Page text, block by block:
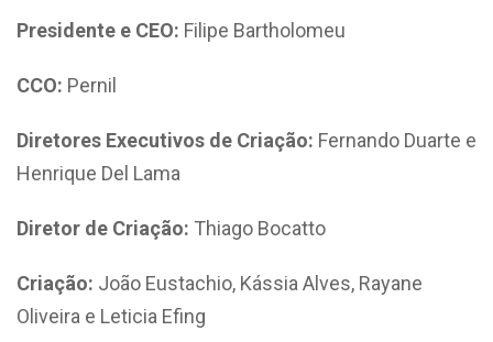
Presidente e CEO: Filipe Bartholomeu
CCO: Pernil
Diretores Executivos de Criação: Fernando Duarte e
Henrique Del Lama
Diretor de Criação: Thiago Bocatto
Criação: João Eustachio, Kássia Alves, Rayane
Oliveira e Leticia Efing